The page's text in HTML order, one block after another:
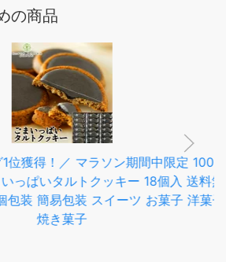
の商品
獲得！／ マラソン期間中限定 1000
っぱいタルトクッキー 18個入 送料無
装 簡易包装 スイーツ お菓子 洋菓子
焼き菓子